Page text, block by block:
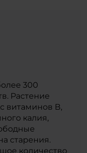
300
Растение
витаминов В,
калия,
старения.
количество